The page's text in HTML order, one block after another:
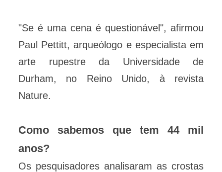
"Se é uma cena é questionável", afirmou
Paul Pettitt, arqueólogo e especialista em
arte rupestre da Universidade de
Durham, no Reino Unido, à revista
Nature.
Como sabemos que tem 44 mil
anos?
Os pesquisadores analisaram as crostas